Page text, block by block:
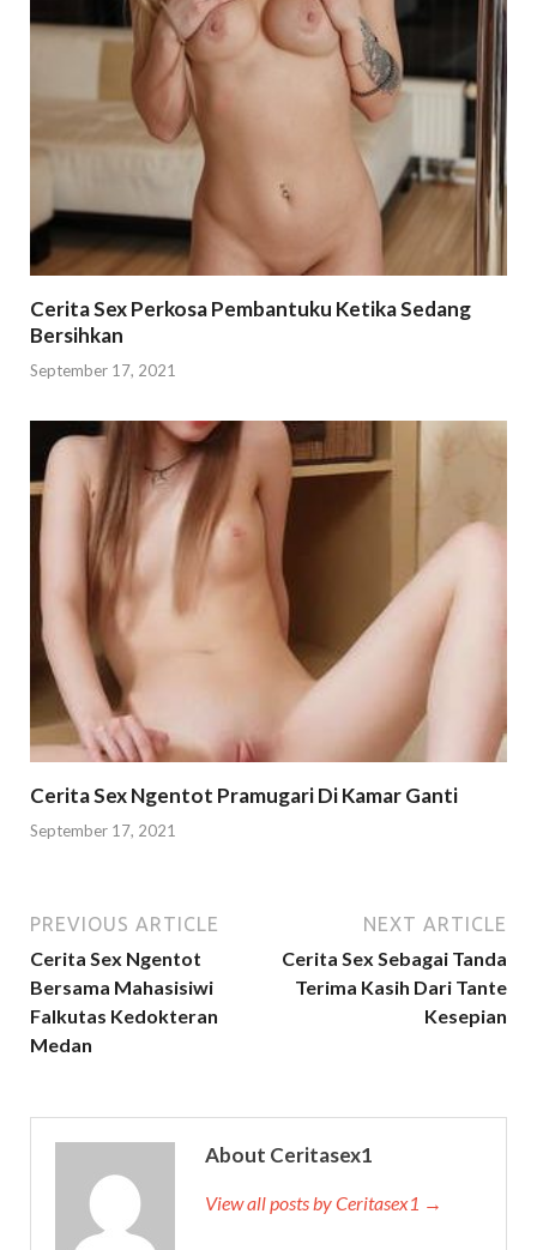
Cerita Sex Perkosa Pembantuku Ketika Sedang
Bersihkan
September 17, 2021
Cerita Sex Ngentot Pramugari Di Kamar Ganti
September 17, 2021
PREVIOUS ARTICLE
Cerita Sex Ngentot
Bersama Mahasisiwi
Falkutas Kedokteran
Medan
NEXT ARTICLE
Cerita Sex Sebagai Tanda
Terima Kasih Dari Tante
Kesepian
About Ceritasex1
View all posts by Ceritasex1 →